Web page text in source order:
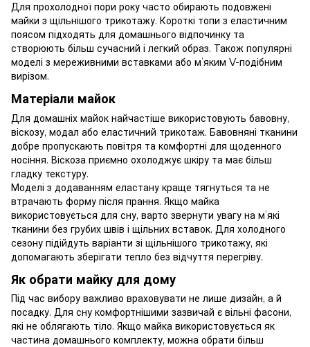
Для прохолодної пори року часто обирають подовжені
майки з щільнішого трикотажу. Короткі топи з еластичним
поясом підходять для домашнього відпочинку та
створюють більш сучасний і легкий образ. Також популярні
моделі з мереживними вставками або м’яким V-подібним
вирізом.
Матеріали майок
Для домашніх майок найчастіше використовують бавовну,
віскозу, модал або еластичний трикотаж. Бавовняні тканини
добре пропускають повітря та комфортні для щоденного
носіння. Віскоза приємно охолоджує шкіру та має більш
гладку текстуру.
Моделі з додаванням еластану краще тягнуться та не
втрачають форму після прання. Якщо майка
використовується для сну, варто звернути увагу на м’які
тканини без грубих швів і щільних вставок. Для холодного
сезону підійдуть варіанти зі щільнішого трикотажу, які
допомагають зберігати тепло без відчуття перегріву.
Як обрати майку для дому
Під час вибору важливо враховувати не лише дизайн, а й
посадку. Для сну комфортнішими зазвичай є вільні фасони,
які не облягають тіло. Якщо майка використовується як
частина домашнього комплекту, можна обрати більш